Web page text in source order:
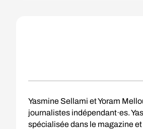
Yasmine Sellami et Yoram
journalistes indépendant·es.
spécialisée dans le magazine et